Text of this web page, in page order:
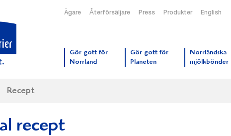
Ägare Återförsäljare Press Produkter English
Gör gott för
Norrland
Gör gott för
Planeten
Norrländska
mjölkbönder
Recept
recept